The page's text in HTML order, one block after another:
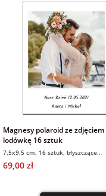
Magnesy polaroid ze zdjęciem
lodówkę 16 sztuk
7,5x9,5 cm, 16 sztuk, błyszczące
wykończenie
69,00 zł